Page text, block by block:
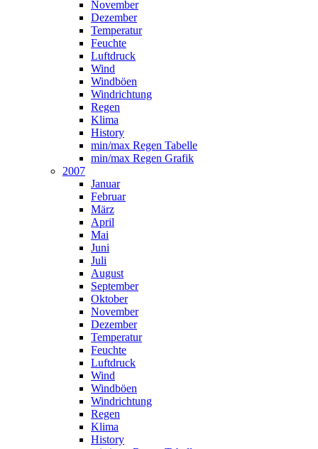
November
Dezember
Temperatur
Feuchte
Luftdruck
Wind
Windböen
Windrichtung
Regen
Klima
History
min/max Regen Tabelle
min/max Regen Grafik
2007
Januar
Februar
März
April
Mai
Juni
Juli
August
September
Oktober
November
Dezember
Temperatur
Feuchte
Luftdruck
Wind
Windböen
Windrichtung
Regen
Klima
History